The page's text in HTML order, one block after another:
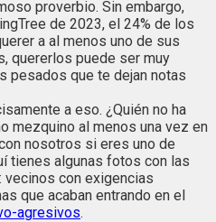
proverbio. Sin embargo,
de 2023, el 24% de los
a al menos uno de sus
quererlos puede ser muy
pesados que te dejan notas
a eso. ¿Quién no ha
mezquino al menos una vez en
nosotros si eres uno de
tienes algunas fotos con las
con exigencias
que acaban entrando en el
agresivos.